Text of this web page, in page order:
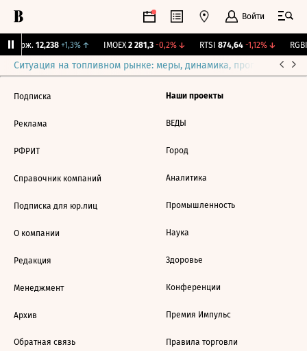
Войти
Бирж. 12,238 +1,3%↑ IMOEX 2 281,3 -0,2%↓ RTSI 874,64 -1,12%↓ RGBI
Ситуация на топливном рынке: меры, динамика, прогнозы
Подписка
Реклама
РФРИТ
Справочник компаний
Подписка для юр.лиц
О компании
Редакция
Менеджмент
Архив
Обратная связь
Наши проекты
ВЕДЫ
Город
Аналитика
Промышленность
Наука
Здоровье
Конференции
Премия Импульс
Правила торговли